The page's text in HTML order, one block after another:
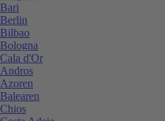
Bari
Berlin
Bilbao
Bologna
Cala d'Or
Andros
Azoren
Balearen
Chios